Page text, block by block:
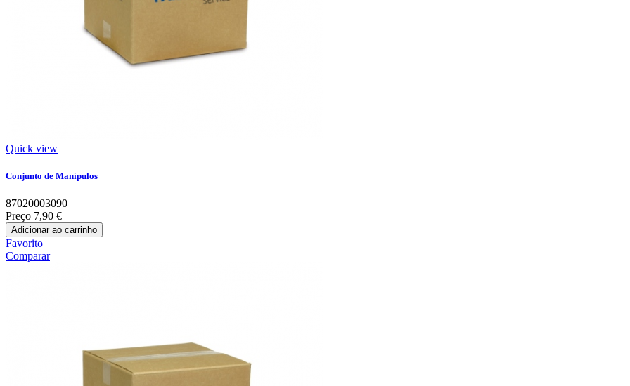
Quick view
Conjunto de Manípulos
87020003090
Preço 7,90 €
Adicionar ao carrinho
Favorito
Comparar